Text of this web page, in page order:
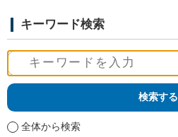
キーワード検索
全体から検索